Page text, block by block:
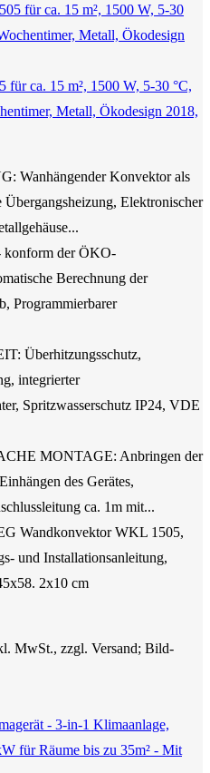
ca. 15 m², 1500 W, 5-30 °C,
Metall, Ökodesign 2018,
Wanhängender Konvektor als
Elektronischer
der ÖKO-
Berechnung der
Programmierbarer
Überhitzungsschutz,
integrierter
Spritzwasserschutz IP24, VDE
MONTAGE: Anbringen der
des Gerätes,
ca. 1m mit...
Wandkonvektor WKL 1505,
und Installationsanleitung,
2x10 cm
MwSt., zzgl. Versand; Bild-